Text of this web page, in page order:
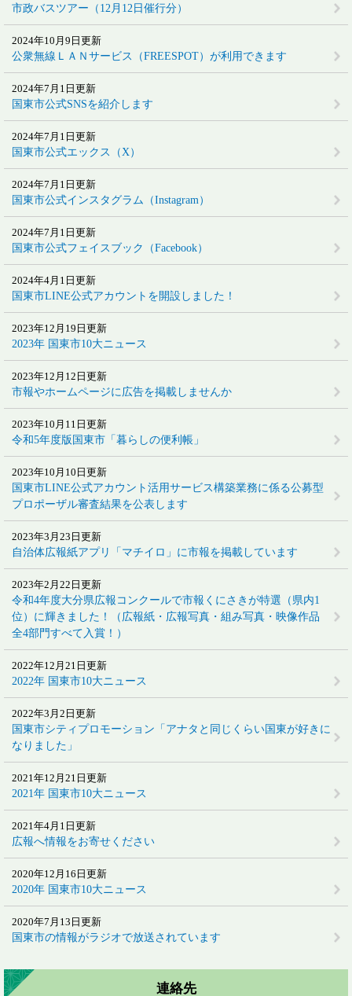
市政バスツアー（12月12日催行分）
2024年10月9日更新
公衆無線ＬＡＮサービス（FREESPOT）が利用できます
2024年7月1日更新
国東市公式SNSを紹介します
2024年7月1日更新
国東市公式エックス（X）
2024年7月1日更新
国東市公式インスタグラム（Instagram）
2024年7月1日更新
国東市公式フェイスブック（Facebook）
2024年4月1日更新
国東市LINE公式アカウントを開設しました！
2023年12月19日更新
2023年 国東市10大ニュース
2023年12月12日更新
市報やホームページに広告を掲載しませんか
2023年10月11日更新
令和5年度版国東市「暮らしの便利帳」
2023年10月10日更新
国東市LINE公式アカウント活用サービス構築業務に係る公募型
プロポーザル審査結果を公表します
2023年3月23日更新
自治体広報紙アプリ「マチイロ」に市報を掲載しています
2023年2月22日更新
令和4年度大分県広報コンクールで市報くにさきが特選（県内1
位）に輝きました！（広報紙・広報写真・組み写真・映像作品
全4部門すべて入賞！）
2022年12月21日更新
2022年 国東市10大ニュース
2022年3月2日更新
国東市シティプロモーション「アナタと同じくらい国東が好きに
なりました」
2021年12月21日更新
2021年 国東市10大ニュース
2021年4月1日更新
広報へ情報をお寄せください
2020年12月16日更新
2020年 国東市10大ニュース
2020年7月13日更新
国東市の情報がラジオで放送されています
連絡先